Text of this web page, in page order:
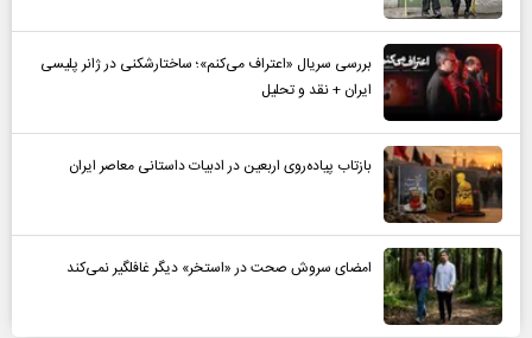
بررسی سریال «اعتراف می‌کنم»؛ ساختارشکنی در ژانر پلیسی
ایران + نقد و تحلیل
بازتاب پیاده‌روی اربعین در ادبیات داستانی معاصر ایران
امضای سروش صحت در «استخر» دیگر غافلگیر نمی‌کند